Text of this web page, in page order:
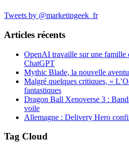
Tweets by @marketingeek_fr
Articles récents
OpenAI travaille sur une famille
ChatGPT
Mythic Blade, la nouvelle
Malgré quelques critiques, «
fantastiques
Dragon Ball Xenoverse 3 :
voile
Allemagne : Delivery Hero
Tag Cloud